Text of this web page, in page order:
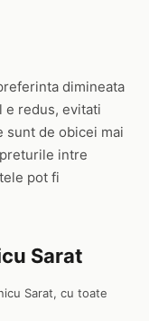
dimineata
e redus, evitati
sunt de obicei mai
intre
pot fi
Sarat
Sarat, cu toate